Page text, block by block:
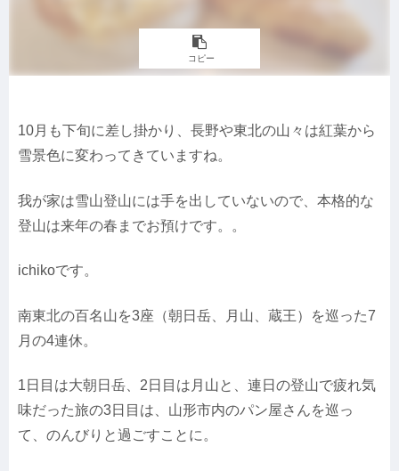
コピー
10月も下旬に差し掛かり、長野や東北の山々は紅葉から
雪景色に変わってきていますね。
我が家は雪山登山には手を出していないので、本格的な
登山は来年の春までお預けです。。
ichikoです。
南東北の百名山を3座（朝日岳、月山、蔵王）を巡った7
月の4連休。
1日目は大朝日岳、2日目は月山と、連日の登山で疲れ気
味だった旅の3日目は、山形市内のパン屋さんを巡っ
て、のんびりと過ごすことに。